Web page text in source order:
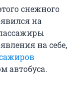
снежного
на
на себе,
автобуса.